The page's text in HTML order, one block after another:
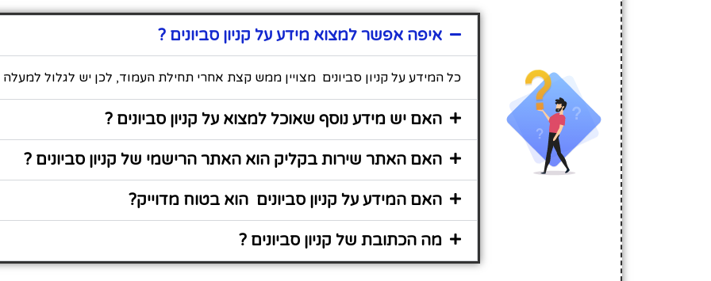
איפה אפשר למצוא מידע על קניון סביונים ?
כל המידע על קניון סביונים מצויין ממש קצת אחרי תחילת העמוד, לכן יש לגלול
האם יש מידע נוסף שאוכל למצוא על קניון סביונים ?
האם האתר שירות בקליק הוא האתר הרישמי של קניון סביונים ?
האם המידע על קניון סביונים הוא בטוח מדוייק?
מה הכתובת של קניון סביונים ?